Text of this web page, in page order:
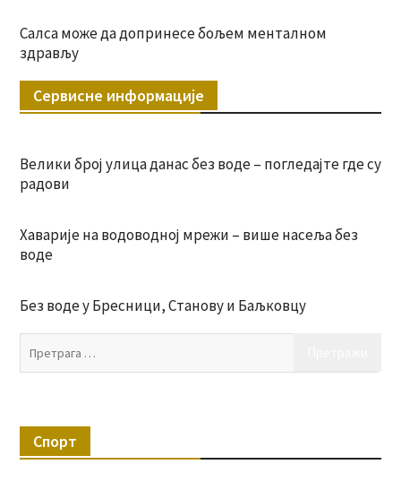
Салса може да допринесе бољем менталном
здрављу
Сервисне информације
Велики број улица данас без воде – погледајте где су
радови
Хаварије на водоводној мрежи – више насеља без
воде
Без воде у Бресници, Станову и Баљковцу
Спорт